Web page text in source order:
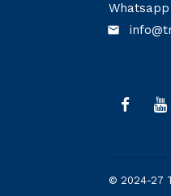
Whatsapp
email
© 2024-27